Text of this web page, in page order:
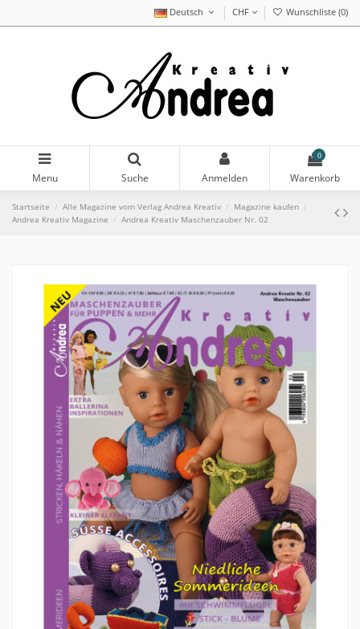
Deutsch CHF Wunschliste (0)
Menu Suche Anmelden
0
Warenkorb
Startseite Alle Magazine vom Verlag Andrea Kreativ
Magazine kaufen
Andrea Kreativ Magazine
Andrea Kreativ Maschenzauber Nr. 02